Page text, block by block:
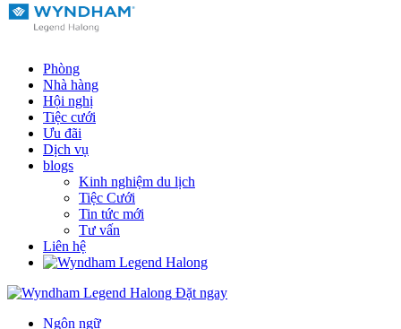
Phòng
Nhà hàng
Hội nghị
Tiệc cưới
Ưu đãi
Dịch vụ
blogs
Kinh nghiệm du lịch
Tiệc Cưới
Tin tức mới
Tư vấn
Liên hệ
Đặt ngay
Ngôn ngữ